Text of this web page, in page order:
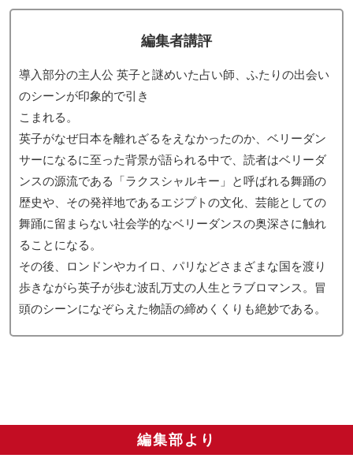
編集者講評
導入部分の主人公 英子と謎めいた占い師、ふたりの出会い
のシーンが印象的で引き
こまれる。
英子がなぜ日本を離れざるをえなかったのか、ベリーダン
サーになるに至った背景が語られる中で、読者はベリーダ
ンスの源流である「ラクスシャルキー」と呼ばれる舞踊の
歴史や、その発祥地であるエジプトの文化、芸能としての
舞踊に留まらない社会学的なベリーダンスの奥深さに触れ
ることになる。
その後、ロンドンやカイロ、パリなどさまざまな国を渡り
歩きながら英子が歩む波乱万丈の人生とラブロマンス。冒
頭のシーンになぞらえた物語の締めくくりも絶妙である。
編集部より